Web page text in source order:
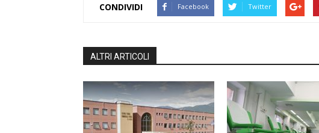
CONDIVIDI Facebook Twitter
ALTRI ARTICOLI